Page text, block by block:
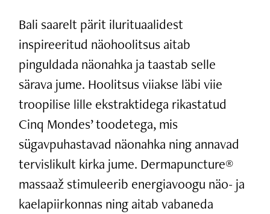
Bali saarelt pärit ilurituaalidest
inspireeritud näohoolitsus aitab
pinguldada näonahka ja taastab selle
särava jume. Hoolitsus viiakse läbi viie
troopilise lille ekstraktidega rikastatud
Cinq Mondes’ toodetega, mis
sügavpuhastavad näonahka ning annavad
tervislikult kirka jume. Dermapuncture®
massaaž stimuleerib energiavoogu näo- ja
kaelapiirkonnas ning aitab vabaneda